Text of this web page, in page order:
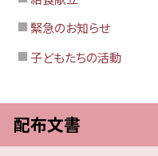
緊急のお知らせ
子どもたちの活動
配布文書